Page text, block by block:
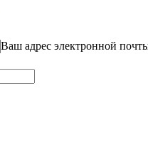
Ваш адрес электронной